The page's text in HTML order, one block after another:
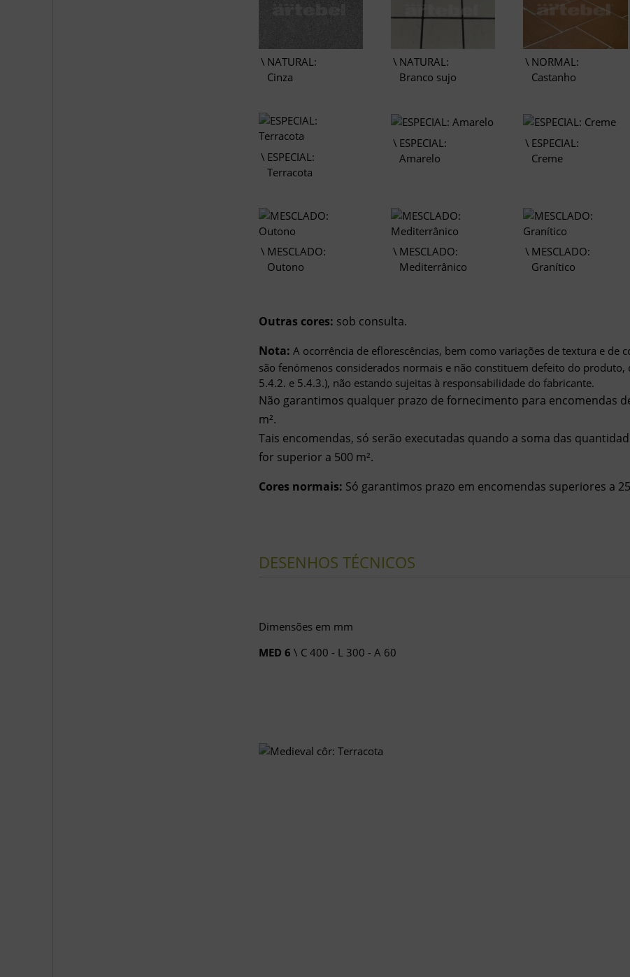
NATURAL:
Cinza
NATURAL:
Branco sujo
NORMAL:
Castanho
ESPECIAL:
Terracota
ESPECIAL:
Amarelo
ESPECIAL:
Creme
MESCLADO:
Outono
MESCLADO:
Mediterrânico
MESCLADO:
Granítico
Outras cores: sob consulta.
Nota: A ocorrência de eflorescências, bem como variações de textura e de
são fenómenos considerados normais e não constituem defeito do
5.4.2. e 5.4.3.), não estando sujeitas à responsabilidade do fabricante.
Não garantimos qualquer prazo de fornecimento para encomendas de
m².
Tais encomendas, só serão executadas quando a soma das
for superior a 500 m².
Cores normais: Só garantimos prazo em encomendas superiores a
DESENHOS TÉCNICOS
Dimensões em mm
MED 6 \ C 400 - L 300 - A 60